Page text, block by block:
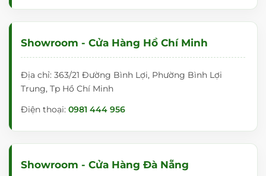
Showroom - Cửa Hàng Hồ Chí Minh
Địa chỉ: 363/21 Đường Bình Lợi, Phường Bình Lợi
Trung, Tp Hồ Chí Minh
Điện thoại: 0981 444 956
Showroom - Cửa Hàng Đà Nẵng